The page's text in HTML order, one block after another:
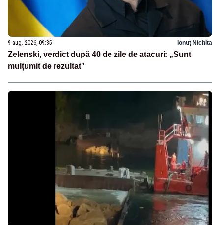
9 aug. 2026, 09:35 Ionuț Nichita
Zelenski, verdict după 40 de zile de atacuri: „Sunt
mulțumit de rezultat”